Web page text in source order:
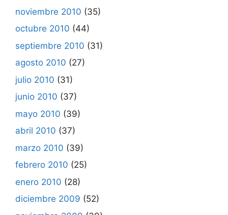
noviembre 2010 (35)
octubre 2010 (44)
septiembre 2010 (31)
agosto 2010 (27)
julio 2010 (31)
junio 2010 (37)
mayo 2010 (39)
abril 2010 (37)
marzo 2010 (39)
febrero 2010 (25)
enero 2010 (28)
diciembre 2009 (52)